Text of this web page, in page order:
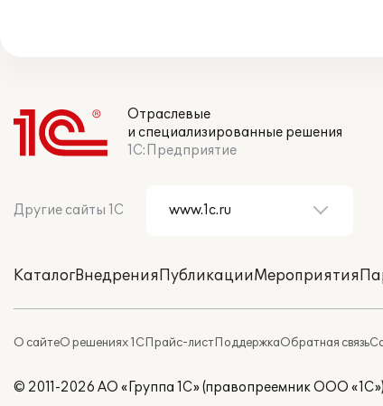
Отраслевые
и специализированные решения
1С:Предприятие
Другие сайты 1С
КаталогВнедренияПубликацииМероприятия
О сайтеО решениях 1СПрайс-листПоддержкаОбратная связь
© 2011-2026 АО «Группа 1С» (правопреемник ООО